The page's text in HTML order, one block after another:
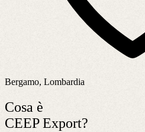
Bergamo, Lombardia
Cosa è
CEEP Export?